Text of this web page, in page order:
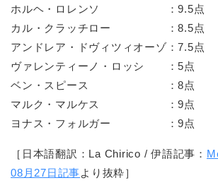
ホルヘ・ロレンソ ：9.5点
カル・クラッチロー ：8.5点
アンドレア・ドヴィツィオーゾ：7.5点
ヴァレンティーノ・ロッシ ：5点
ベン・スピース ：8点
マルク・マルケス ：9点
ヨナス・フォルガー ：9点
［日本語翻訳：La Chirico / 伊語記事：
08月27日記事より抜粋］